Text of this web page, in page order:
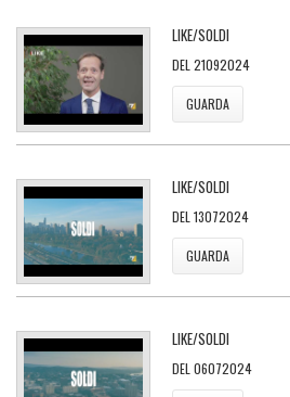
LIKE/SOLDI
DEL 21092024
GUARDA
LIKE/SOLDI
DEL 13072024
GUARDA
LIKE/SOLDI
DEL 06072024